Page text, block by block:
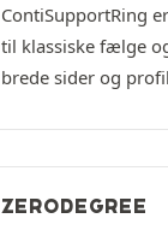
ContiSupportRing
til klassiske fælge
brede sider og
ZERODEGREE